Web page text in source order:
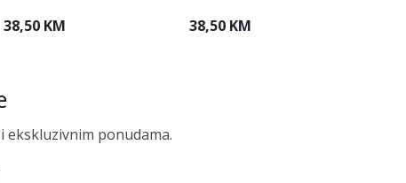
38,50 KM 38,50 KM
ponudama.